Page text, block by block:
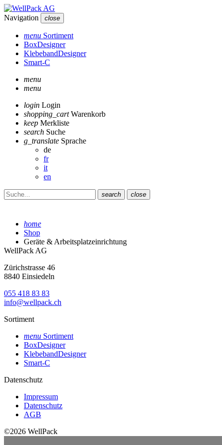
Navigation close
menu Sortiment
BoxDesigner
KlebebandDesigner
Smart-C
menu
menu
login Login
shopping_cart Warenkorb
keep Merkliste
search Suche
g_translate Sprache
de
fr
it
en
search close
home
Shop
Geräte & Arbeitsplatzeinrichtung
WellPack AG
Zürichstrasse 46
8840 Einsiedeln
055 418 83 83
info@wellpack.ch
Sortiment
menu Sortiment
BoxDesigner
KlebebandDesigner
Smart-C
Datenschutz
Impressum
Datenschutz
AGB
©2026 WellPack